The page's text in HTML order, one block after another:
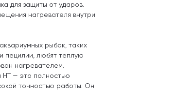
для защиты от ударов.
нагревателя внутри
рыбок, таких
пецилии, любят теплую
нагревателем.
HT — это полностью
точностью работы. Он